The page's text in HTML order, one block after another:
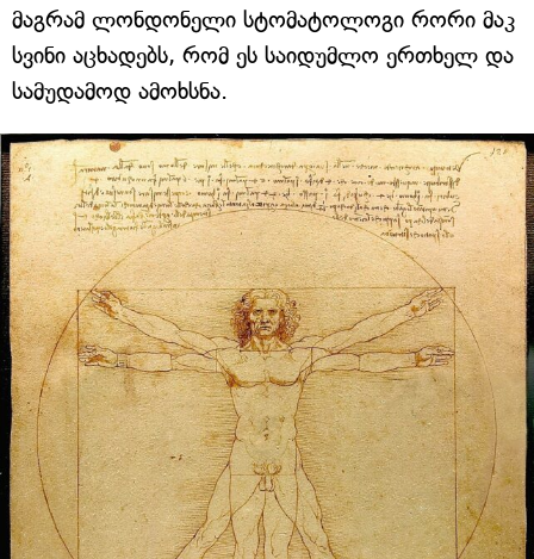
მაგრამ ლონდონელი სტომატოლოგი რორი მაკ
სვინი აცხადებს, რომ ეს საიდუმლო ერთხელ და
სამუდამოდ ამოხსნა.